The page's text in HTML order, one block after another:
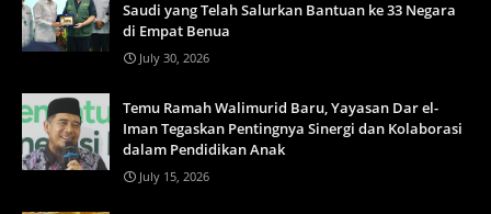
Saudi yang Telah Salurkan Bantuan ke 33 Negara
di Empat Benua
July 30, 2026
Temu Ramah Walimurid Baru, Yayasan Dar el-
Iman Tegaskan Pentingnya Sinergi dan Kolaborasi
dalam Pendidikan Anak
July 15, 2026